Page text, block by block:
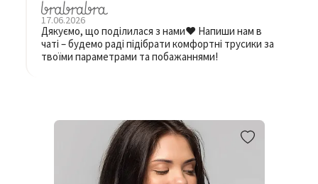
17.06.2026
Дякуємо, що поділилася з нами❤️ Напиши нам в
чаті – будемо раді підібрати комфортні трусики за
твоїми параметрами та побажаннями!